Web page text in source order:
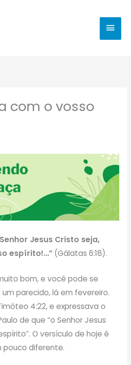
com o vosso
Jesus Cristo seja,
espírito!…”(Gálatas 6:18).
bom, e você pode se
parecido, lá em fevereiro.
4:22, e expressava o
de que “o Senhor Jesus
O versículo de hoje é
pouco diferente.